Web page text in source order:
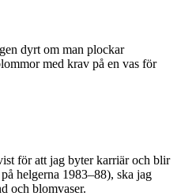
dyrt om man plockar
med krav på en vas för
för att jag byter karriär och blir
helgerna 1983–88), ska jag
och blomvaser.